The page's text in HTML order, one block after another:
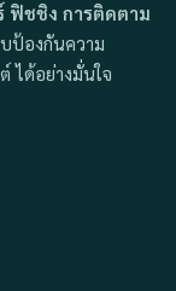
ฟิชชิง การติดตาม
บป้องกันความ
ได้อย่างมั่นใจ